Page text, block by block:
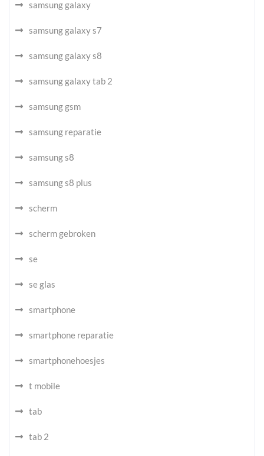
samsung galaxy
samsung galaxy s7
samsung galaxy s8
samsung galaxy tab 2
samsung gsm
samsung reparatie
samsung s8
samsung s8 plus
scherm
scherm gebroken
se
se glas
smartphone
smartphone reparatie
smartphonehoesjes
t mobile
tab
tab 2